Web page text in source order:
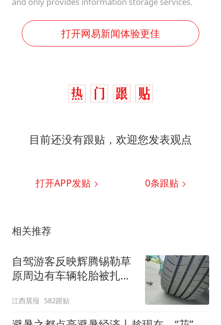
打开网易新闻体验更佳
目前还没有跟贴，欢迎您发表观点
打开APP发贴 0条跟贴
相关推荐
自驾游客反映辉腾锡勒草
原周边有车辆轮胎被扎，
元，官方发布情况通报
江西晨报 582跟贴